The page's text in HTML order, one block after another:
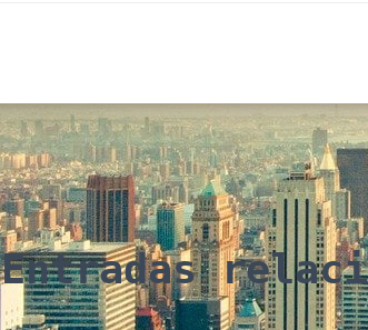
Entradas